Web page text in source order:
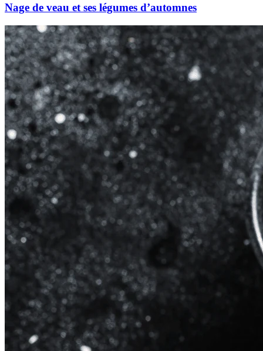
Nage de veau et ses légumes d’automnes